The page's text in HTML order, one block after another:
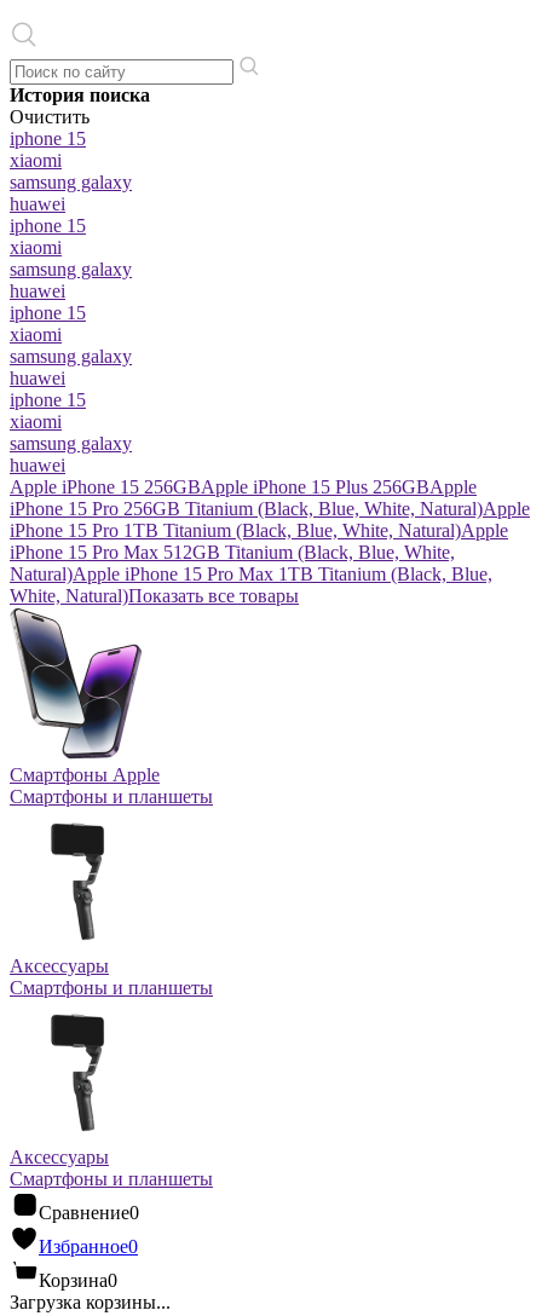
История поиска
Очистить
iphone 15
xiaomi
samsung galaxy
huawei
iphone 15
xiaomi
samsung galaxy
huawei
iphone 15
xiaomi
samsung galaxy
huawei
iphone 15
xiaomi
samsung galaxy
huawei
Apple iPhone 15 256GBApple iPhone 15 Plus 256GBApple
iPhone 15 Pro 256GB Titanium (Black, Blue, White, Natural)Apple
iPhone 15 Pro 1TB Titanium (Black, Blue, White, Natural)Apple
iPhone 15 Pro Max 512GB Titanium (Black, Blue, White,
Natural)Apple iPhone 15 Pro Max 1TB Titanium (Black, Blue,
White, Natural)Показать все товары
Смартфоны Apple
Смартфоны и планшеты
Аксессуары
Смартфоны и планшеты
Аксессуары
Смартфоны и планшеты
Сравнение0
Избранное0
Корзина0
Загрузка корзины...